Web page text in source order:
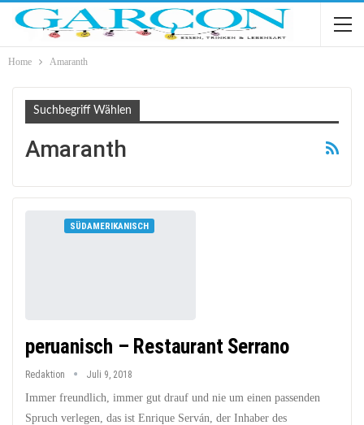
Home Amaranth
Suchbegriff Wählen
Amaranth
SÜDAMERIKANISCH
peruanisch – Restaurant Serrano
Redaktion Juli 9, 2018
Immer freundlich, immer gut drauf und nie um einen passenden
Spruch verlegen, das ist Enrique Serván, der Inhaber des